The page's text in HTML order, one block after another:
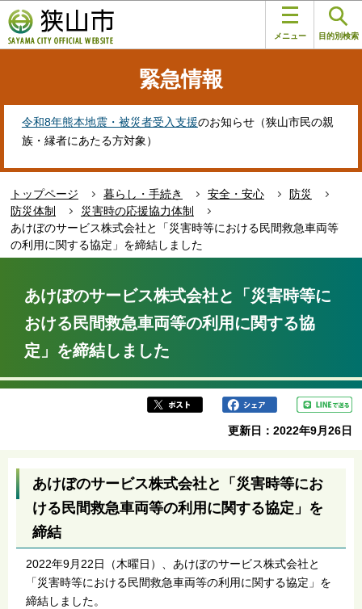
の
ペ
す
メニュー 目的別検索
緊急情報
令和8年熊本地震・被災者受入支援のお知らせ（狭山市民の親
族・縁者にあたる方対象）
トップページ 暮らし・手続き 安全・安心
防災
防災体制
災害時の応援協力体制
あけぼのサービス株式会社と「災害時等における民間救急車両等
の利用に関する協定」を締結しました
あけぼのサービス株式会社と「災害時等に
おける民間救急車両等の利用に関する協
定」を締結しました
更新日：2022年9月26日
あけぼのサービス株式会社と「災害時等にお
ける民間救急車両等の利用に関する協定」を
締結
2022年9月22日（木曜日）、あけぼのサービス株式会社と
「災害時等における民間救急車両等の利用に関する協定」を
締結しました。